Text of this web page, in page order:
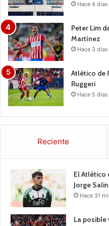
Hace 4 días
Peter Lim
Martínez
Hace 3 días
Atlético de
Ruggeri
Hace 5 días
Reciente
El Atlético
Jorge
Hace 31
La posible